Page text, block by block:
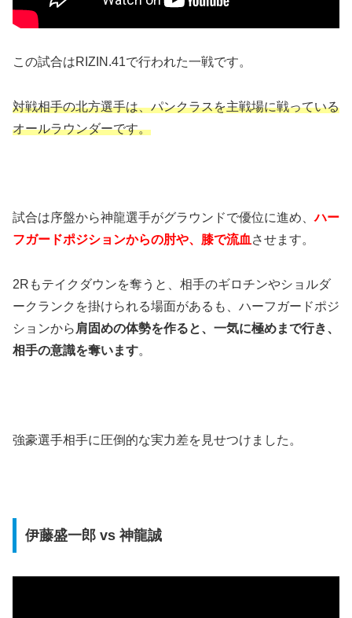
この試合はRIZIN.41で行われた一戦です。
対戦相手の北方選手は、パンクラスを主戦場に戦っている
オールラウンダーです。
試合は序盤から神龍選手がグラウンドで優位に進め、ハー
フガードポジションからの肘や、膝で流血 させます。
2Rもテイクダウンを奪うと、相手のギロチンやショルダ
ークランクを掛けられる場面があるも、ハーフガードポジ
ションから 肩固めの体勢を作ると、一気に極めまで行き、
相手の意識を奪います。
強豪選手相手に圧倒的な実力差を見せつけました。
伊藤盛一郎 vs 神龍誠